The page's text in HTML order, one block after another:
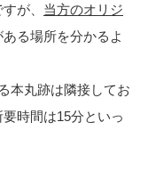
が、 当方のオリジ
る場所を分かるよ
本丸跡は隣接してお
時間は15分といっ